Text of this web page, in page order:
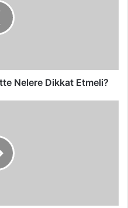
Nelere Dikkat Etmeli?